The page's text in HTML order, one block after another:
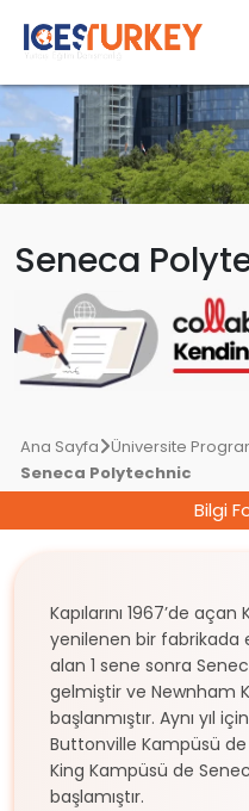
Seneca
Ana Sayfa Üniversite
Seneca Polytechnic
Bilgi
Kapılarını 1967’de
yenilenen bir fabrikada
alan 1 sene sonra
gelmiştir ve Newnham
başlanmıştır. Aynı yıl
Buttonville Kampüsü de
King Kampüsü de
başlamıştır.